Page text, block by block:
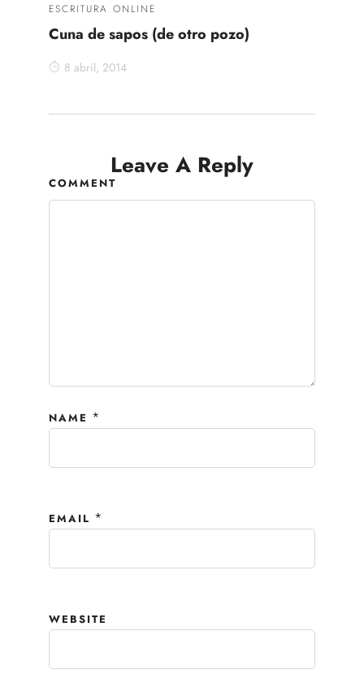
ESCRITURA ONLINE
Cuna de sapos (de otro pozo)
8 abril, 2014
Leave A Reply
COMMENT
NAME *
EMAIL *
WEBSITE